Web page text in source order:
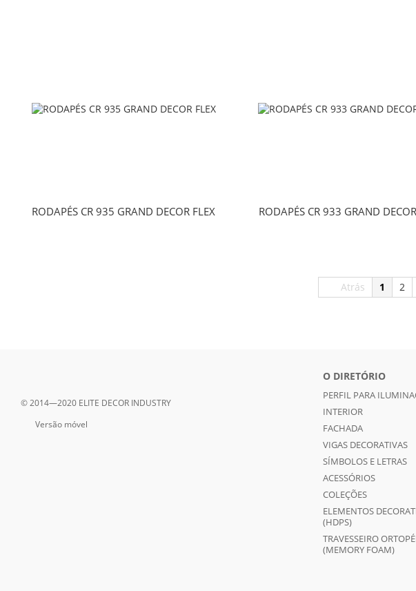
RODAPÉS CR 935 GRAND DECOR FLEX RODAPÉS CR 933 GRAND
Atrás 1 2
© 2014—2020 ELITE DECOR INDUSTRY
Versão móvel
O DIRETÓRIO
PERFIL PARA
INTERIOR
FACHADA
VIGAS DECORATIVAS
SÍMBOLOS E LETRAS
ACESSÓRIOS
COLEÇÕES
ELEMENTOS
(HDPS)
TRAVESSEIRO
(MEMORY FOAM)